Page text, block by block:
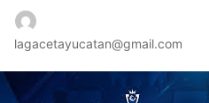
lagacetayucatan@gmail.com